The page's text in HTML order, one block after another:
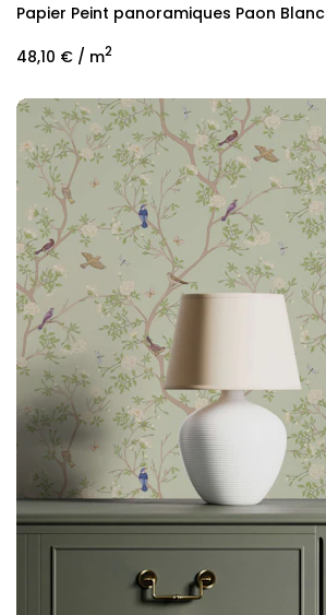
Papier Peint panoramiques Paon Blanc
48,10 € / m2